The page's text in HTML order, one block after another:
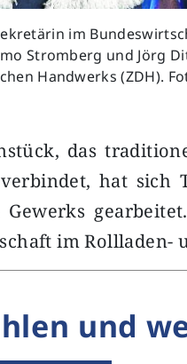
im
Stromberg und Jörg
Handwerks (ZDH).
das
hat sich
im Rollladen-
und